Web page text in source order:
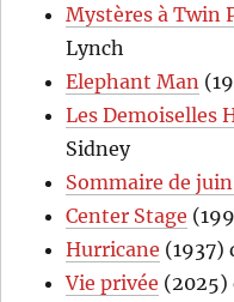
Mystères à Twin
Lynch
Elephant Man
Les Demoiselles
Sidney
Sommaire de
Center Stage
Hurricane (1937)
Vie privée (2025)